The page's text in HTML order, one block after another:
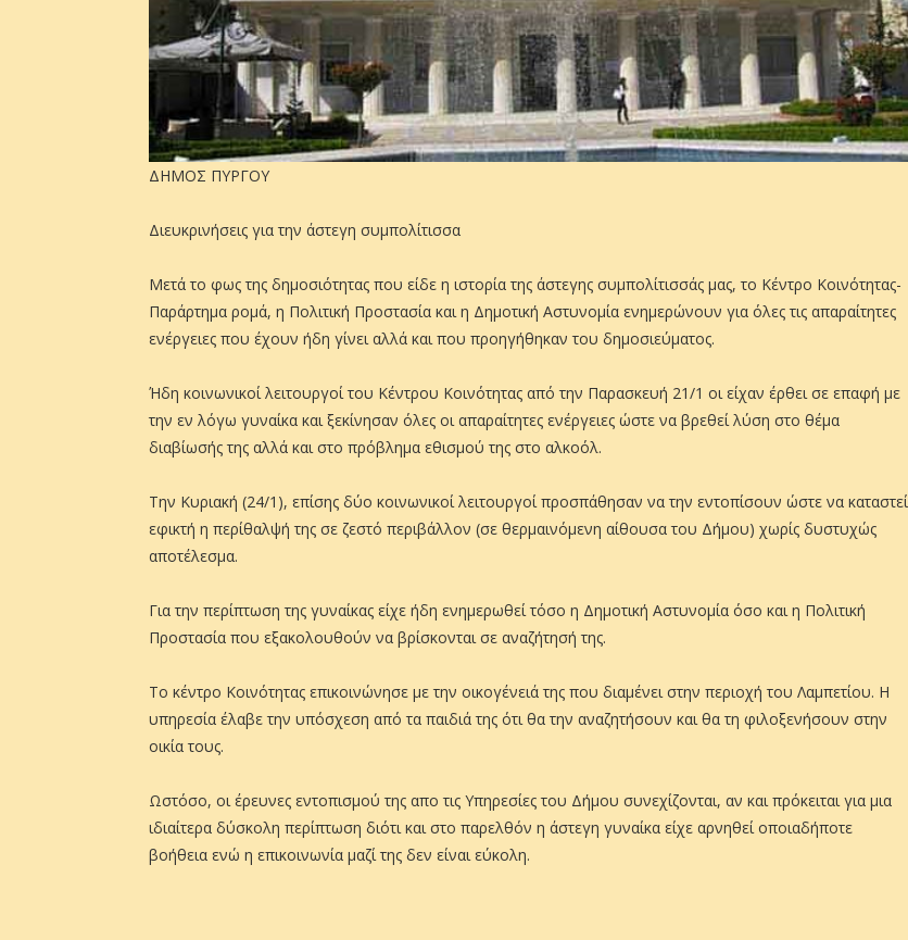
ΔΗΜΟΣ ΠΥΡΓΟΥ
Διευκρινήσεις για την άστεγη συμπολίτισσα
Μετά το φως της δημοσιότητας που είδε η ιστορία της άστεγης συμπολίτισσάς μας, το Κέντρο Κοινότητας-
Παράρτημα ρομά, η Πολιτική Προστασία και η Δημοτική Αστυνομία ενημερώνουν για όλες τις απαραίτητες
ενέργειες που έχουν ήδη γίνει αλλά και που προηγήθηκαν του δημοσιεύματος.
Ήδη κοινωνικοί λειτουργοί του Κέντρου Κοινότητας από την Παρασκευή 21/1 οι είχαν έρθει σε επαφή με
την εν λόγω γυναίκα και ξεκίνησαν όλες οι απαραίτητες ενέργειες ώστε να βρεθεί λύση στο θέμα
διαβίωσής της αλλά και στο πρόβλημα εθισμού της στο αλκοόλ.
Την Κυριακή (24/1), επίσης δύο κοινωνικοί λειτουργοί προσπάθησαν να την εντοπίσουν ώστε να καταστεί
εφικτή η περίθαλψή της σε ζεστό περιβάλλον (σε θερμαινόμενη αίθουσα του Δήμου) χωρίς δυστυχώς
αποτέλεσμα.
Για την περίπτωση της γυναίκας είχε ήδη ενημερωθεί τόσο η Δημοτική Αστυνομία όσο και η Πολιτική
Προστασία που εξακολουθούν να βρίσκονται σε αναζήτησή της.
Το κέντρο Κοινότητας επικοινώνησε με την οικογένειά της που διαμένει στην περιοχή του Λαμπετίου. Η
υπηρεσία έλαβε την υπόσχεση από τα παιδιά της ότι θα την αναζητήσουν και θα τη φιλοξενήσουν στην
οικία τους.
Ωστόσο, οι έρευνες εντοπισμού της απο τις Υπηρεσίες του Δήμου συνεχίζονται, αν και πρόκειται για μια
ιδιαίτερα δύσκολη περίπτωση διότι και στο παρελθόν η άστεγη γυναίκα είχε αρνηθεί οποιαδήποτε
βοήθεια ενώ η επικοινωνία μαζί της δεν είναι εύκολη.